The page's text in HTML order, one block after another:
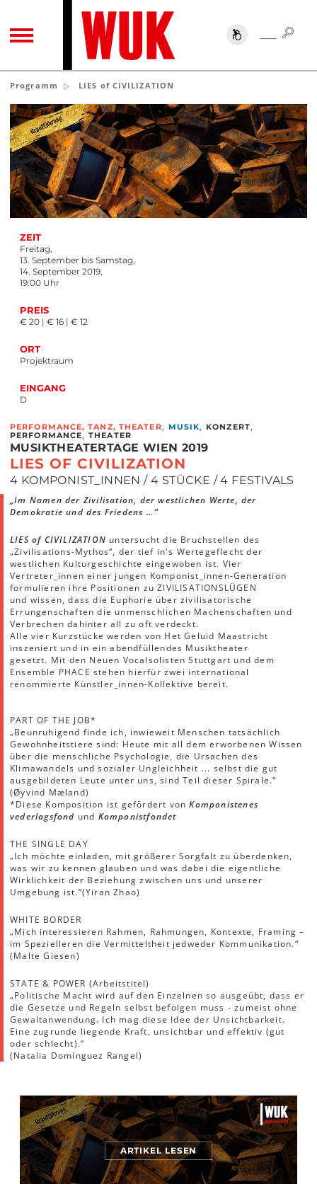
TOGGLE NAVIGATION SUCHE
Programm LIES of CIVILIZATION
ZEIT
Freitag,
13. September bis Samstag,
14. September 2019,
19:00 Uhr
PREIS
€ 20 | € 16 | € 12
ORT
Projektraum
EINGANG
D
PERFORMANCE, TANZ, THEATER, MUSIK, KONZERT,
PERFORMANCE,THEATER
MUSIKTHEATERTAGE WIEN 2019
LIES OF CIVILIZATION
4 KOMPONIST_INNEN / 4 STÜCKE / 4 FESTIVALS
„Im Namen der Zivilisation, der westlichen Werte, der
Demokratie und des Friedens …“
LIES of CIVILIZATION untersucht die Bruchstellen des
„Zivilisations-Mythos“, der tief in's Wertegeflecht der
westlichen Kulturgeschichte eingewoben ist. Vier
Vertreter_innen einer jungen Komponist_innen-Generation
formulieren ihre Positionen zu ZIVILISATIONSLÜGEN
und wissen, dass die Euphorie über zivilisatorische
Errungenschaften die unmenschlichen Machenschaften und
Verbrechen dahinter all zu oft verdeckt.
Alle vier Kurzstücke werden von Het Geluid Maastricht
inszeniert und in ein abendfüllendes Musiktheater
gesetzt. Mit den Neuen Vocalsolisten Stuttgart und dem
Ensemble PHACE stehen hierfür zwei international
renommierte Künstler_innen-Kollektive bereit.
PART OF THE JOB*
„Beunruhigend finde ich, inwieweit Menschen tatsächlich
Gewohnheitstiere sind: Heute mit all dem erworbenen Wissen
über die menschliche Psychologie, die Ursachen des
Klimawandels und sozialer Ungleichheit ... selbst die gut
ausgebildeten Leute unter uns, sind Teil dieser Spirale.“
(Øyvind Mæland)
*Diese Komposition ist gefördert vonKomponistenes
vederlagsfond und Komponistfondet
THE SINGLE DAY
„Ich möchte einladen, mit größerer Sorgfalt zu überdenken,
was wir zu kennen glauben und was dabei die eigentliche
Wirklichkeit der Beziehung zwischen uns und unserer
Umgebung ist.“(Yiran Zhao)
WHITE BORDER
„Mich interessieren Rahmen, Rahmungen, Kontexte, Framing –
im Spezielleren die Vermitteltheit jedweder Kommunikation.“
(Malte Giesen)
STATE & POWER (Arbeitstitel)
„Politische Macht wird auf den Einzelnen so ausgeübt, dass er
die Gesetze und Regeln selbst befolgen muss - zumeist ohne
Gewaltanwendung. Ich mag diese Idee der Unsichtbarkeit.
Eine zugrunde liegende Kraft, unsichtbar und effektiv (gut
oder schlecht).“
(Natalia Domínguez Rangel)
ARTIKEL LESEN